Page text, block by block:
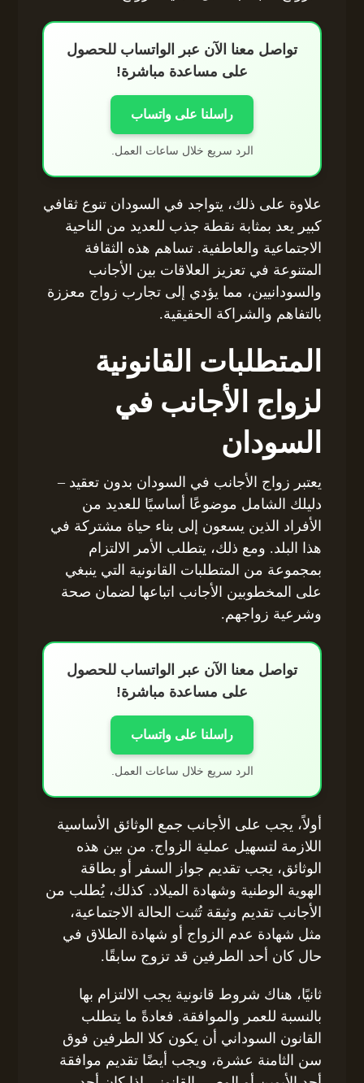
تواصل معنا الآن عبر الواتساب للحصول
على مساعدة مباشرة!
راسلنا على واتساب
الرد سريع خلال ساعات العمل.
علاوة على ذلك، يتواجد في السودان تنوع ثقافي
كبير يعد بمثابة نقطة جذب للعديد من الناحية
الاجتماعية والعاطفية. تساهم هذه الثقافة
المتنوعة في تعزيز العلاقات بين الأجانب
والسودانيين، مما يؤدي إلى تجارب زواج معززة
بالتفاهم والشراكة الحقيقية.
المتطلبات القانونية
لزواج الأجانب في
السودان
يعتبر زواج الأجانب في السودان بدون تعقيد –
دليلك الشامل موضوعًا أساسيًا للعديد من
الأفراد الذين يسعون إلى بناء حياة مشتركة في
هذا البلد. ومع ذلك، يتطلب الأمر الالتزام
بمجموعة من المتطلبات القانونية التي ينبغي
على المخطوبين الأجانب اتباعها لضمان صحة
وشرعية زواجهم.
تواصل معنا الآن عبر الواتساب للحصول
على مساعدة مباشرة!
راسلنا على واتساب
الرد سريع خلال ساعات العمل.
أولاً، يجب على الأجانب جمع الوثائق الأساسية
اللازمة لتسهيل عملية الزواج. من بين هذه
الوثائق، يجب تقديم جواز السفر أو بطاقة
الهوية الوطنية وشهادة الميلاد. كذلك، يُطلب من
الأجانب تقديم وثيقة تُثبت الحالة الاجتماعية،
مثل شهادة عدم الزواج أو شهادة الطلاق في
حال كان أحد الطرفين قد تزوج سابقًا.
ثانيًا، هناك شروط قانونية يجب الالتزام بها
بالنسبة للعمر والموافقة. فعادةً ما يتطلب
القانون السوداني أن يكون كلا الطرفين فوق
سن الثامنة عشرة، ويجب أيضًا تقديم موافقة